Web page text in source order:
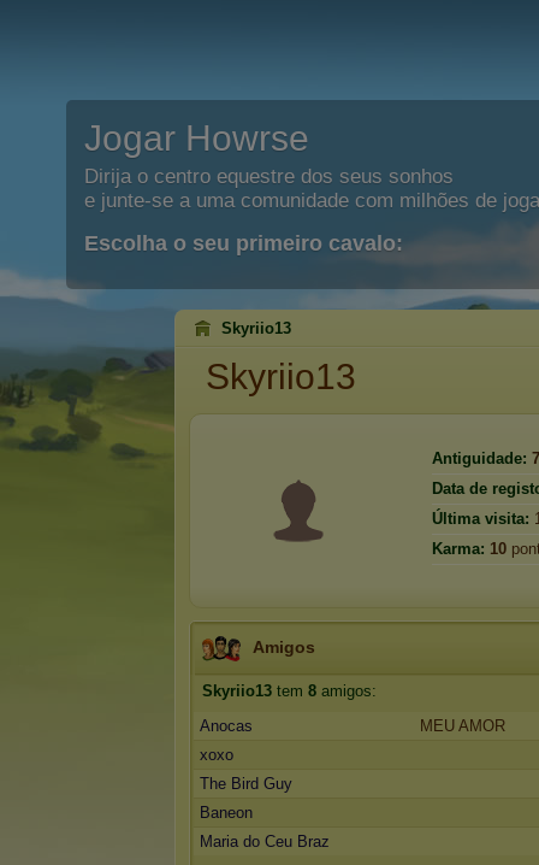
Jogar Howrse
Dirija o centro equestre dos seus sonhos
e junte-se a uma comunidade com milhões de
Escolha o seu primeiro cavalo:
Skyriio13
Skyriio13
Antiguidade:
Data de
Última visita:
Karma: 10
Amigos
Skyriio13 tem 8 amigos:
Anocas
MEU AMOR
xoxo
The Bird Guy
Baneon
Maria do Ceu Braz